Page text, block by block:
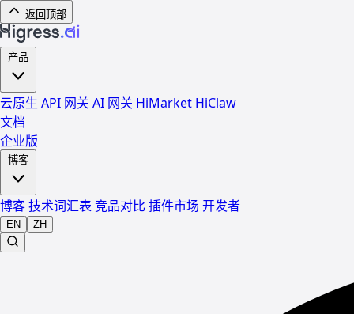
返回顶部
云原生 API 网关 AI 网关 HiMarket HiClaw
文档
企业版
博客技术词汇表 竞品对比 插件市场 开发者
EN ZH